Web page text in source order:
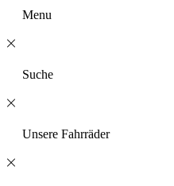
Menu
Suche
Unsere Fahrräder